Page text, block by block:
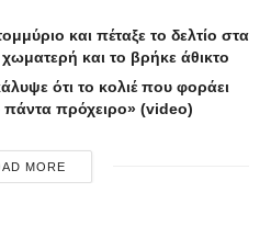
και πέταξε το δελτίο στα
και το βρήκε άθικτο
ότι το κολιέ που φοράει
πάντα πρόχειρο» (video)
MORE